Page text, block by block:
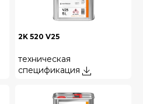
2K 520 V25
техническая
спецификация